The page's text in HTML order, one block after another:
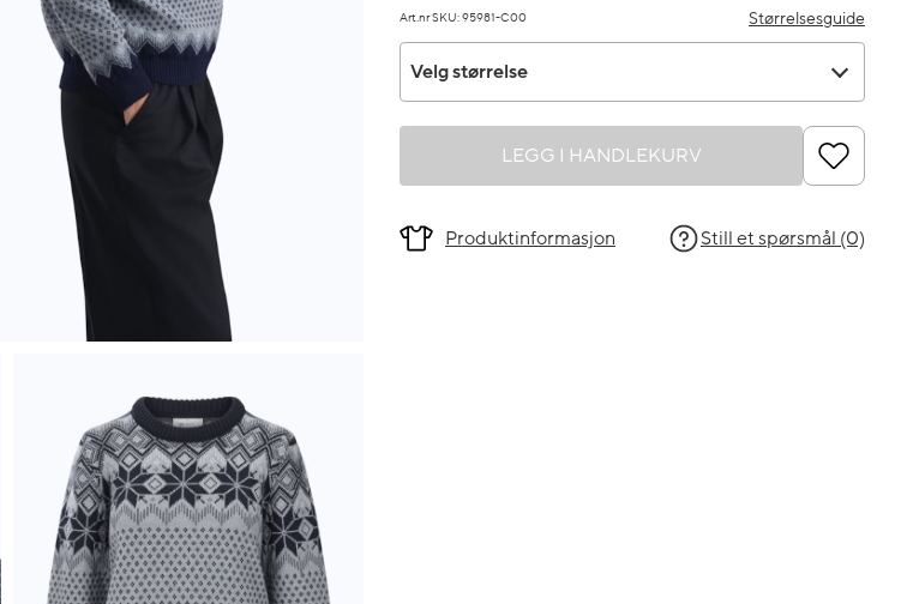
Art.nr SKU: 95981-C00 Størrelsesguide
Velg størrelse
LEGG I HANDLEKURV
Produktinformasjon Still et spørsmål (0)